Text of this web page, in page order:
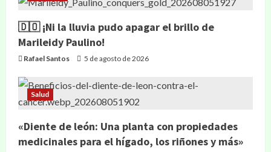
🇩🇴 ¡Ni la lluvia pudo apagar el brillo de
Marileidy Paulino!
Rafael Santos 5 de agosto de 2026
Salud
«Diente de león: Una planta con propiedades
medicinales para el hígado, los riñones y más»